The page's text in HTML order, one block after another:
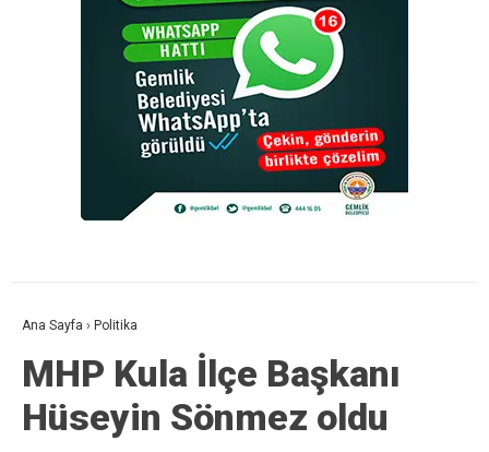
Ana Sayfa › Politika
MHP Kula İlçe Başkanı
Hüseyin Sönmez oldu